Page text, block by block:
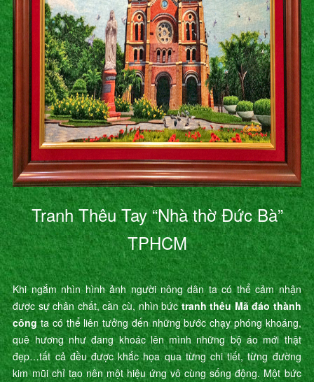
Tranh Thêu Tay “Nhà thờ Đức Bà”
TPHCM
Khi ngắm nhìn hình ảnh người nông dân ta có thể cảm nhận
được sự chân chất, cần cù, nhìn bứctranh thêu Mã đáo thành
côngta có thể liên tưởng đến những bước chạy phóng khoáng,
quê hương như đang khoác lên mình những bộ áo mới thật
đẹp…tất cả đều được khắc họa qua từng chi tiết, từng đường
kim mũi chỉ tạo nên một hiệu ứng vô cùng sống động. Một bức